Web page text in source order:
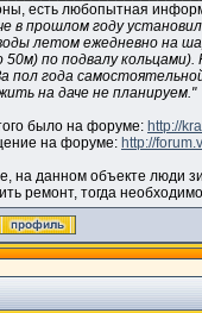
есть любопытная
в прошлом году
летом ежедневно на
по подвалу кольцами).
пол года
на даче не планируем."
было на форуме: http://
на форуме: http://
на данном объекте люди
ремонт, тогда